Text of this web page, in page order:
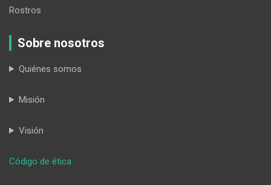
Rostros
Sobre nosotros
Quiénes somos
Misión
Visión
Código de ética